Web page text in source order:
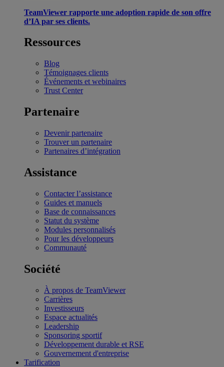
TeamViewer rapporte une adoption rapide de son offre
d’IA par ses clients.
Ressources
Blog
Témoignages clients
Événements et webinaires
Trust Center
Partenaire
Devenir partenaire
Trouver un partenaire
Partenaires d’intégration
Assistance
Contacter l’assistance
Guides et manuels
Base de connaissances
Statut du système
Modules personnalisés
Pour les développeurs
Communauté
Société
À propos de TeamViewer
Carrières
Investisseurs
Espace actualités
Leadership
Sponsoring sportif
Développement durable et RSE
Gouvernement d'entreprise
Tarification